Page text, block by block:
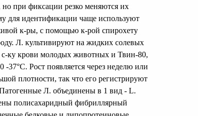
при фиксации резко меняются их
для идентификации чаще используют
к-ры, с помощью к-рой спирохету
Л. культивируют на жидких солевых
ку крови молодых животных и Твин-80,
-37°С. Рост появляется через неделю или
плотности, так что его регистрируют
Л. объединены в 1 вид - L.
полисахаридный фибриллярный